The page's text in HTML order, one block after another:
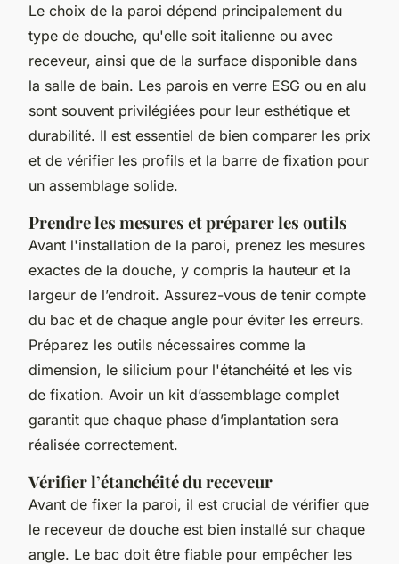
Le choix de la paroi dépend principalement du
type de douche, qu'elle soit italienne ou avec
receveur, ainsi que de la surface disponible dans
la salle de bain. Les parois en verre ESG ou en alu
sont souvent privilégiées pour leur esthétique et
durabilité. Il est essentiel de bien comparer les prix
et de vérifier les profils et la barre de fixation pour
un assemblage solide.
Prendre les mesures et préparer les outils
Avant l'installation de la paroi, prenez les mesures
exactes de la douche, y compris la hauteur et la
largeur de l’endroit. Assurez-vous de tenir compte
du bac et de chaque angle pour éviter les erreurs.
Préparez les outils nécessaires comme la
dimension, le silicium pour l'étanchéité et les vis
de fixation. Avoir un kit d’assemblage complet
garantit que chaque phase d’implantation sera
réalisée correctement.
Vérifier l’étanchéité du receveur
Avant de fixer la paroi, il est crucial de vérifier que
le receveur de douche est bien installé sur chaque
angle. Le bac doit être fiable pour empêcher les